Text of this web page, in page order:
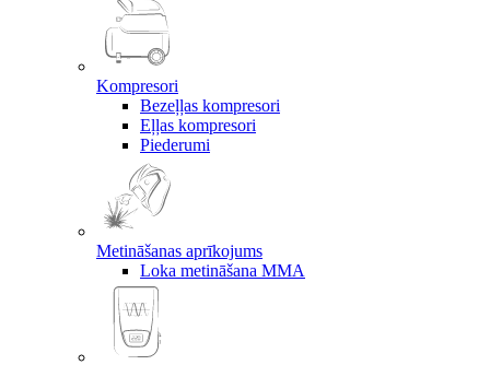
Kompresori
Bezeļļas kompresori
Eļļas kompresori
Piederumi
Metināšanas aprīkojums
Loka metināšana MMA